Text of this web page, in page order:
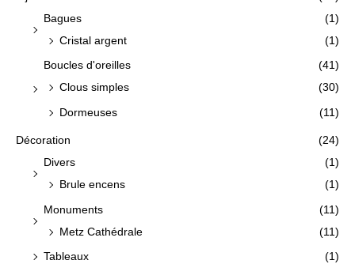
Bagues
(1)
Cristal argent
(1)
Boucles d'oreilles
(41)
Clous simples
(30)
Dormeuses
(11)
Décoration
(24)
Divers
(1)
Brule encens
(1)
Monuments
(11)
Metz Cathédrale
(11)
Tableaux
(1)